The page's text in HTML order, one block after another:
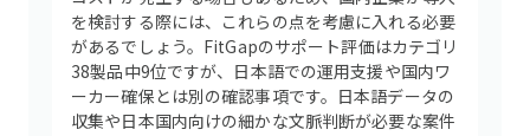
を検討する際には、これらの点を考慮に入れる必要
があるでしょう。FitGapのサポート評価はカテゴリ
38製品中9位ですが、日本語での運用支援や国内ワ
ーカー確保とは別の確認事項です。日本語データの
収集や日本国内向けの細かな文脈判断が必要な案件